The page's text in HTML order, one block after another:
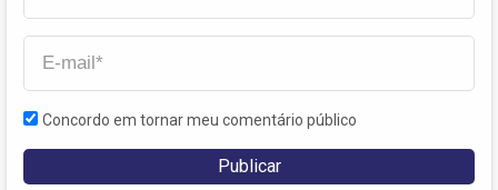
Concordo em tornar meu comentário público